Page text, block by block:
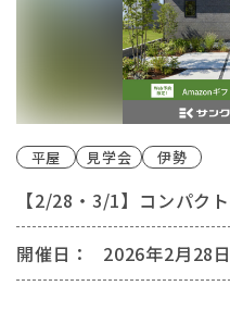
平屋 見学会 伊勢
【2/28・3/1】コンパク
開催日： 2026年2月28